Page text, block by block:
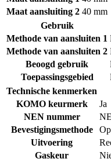
Maat aansluiting 2 40 mm
Gebruik
Methode van aansluiten 1
Methode van aansluiten 2
Beoogd gebruik
Toepassingsgebied
Technische kenmerken
KOMO keurmerk
Ja
NEN nummer
Bevestigingsmethode
Uitvoering
Gaskeur